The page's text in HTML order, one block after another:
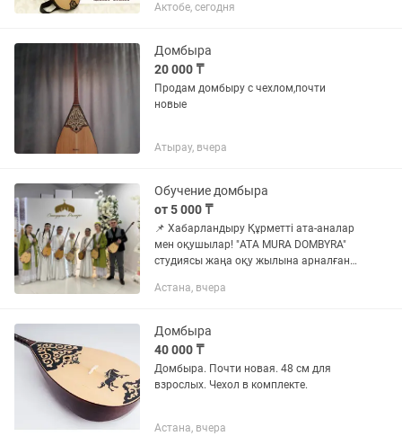
сылдырмақ аспаптарын қостыра
той...
Актобе, сегодня
Домбыра
20 000 ₸
Продам домбыру с чехлом,почти
новые
Атырау, вчера
Обучение домбыра
от 5 000 ₸
📌 Хабарландыру Құрметті ата-аналар
мен оқушылар! "ATA MURA DOMBYRA"
студиясы жаңа оқу жылына арналған
сабақтарына қабылдау жүргізіп
жастағы...
Астана, вчера
Домбыра
40 000 ₸
Домбыра. Почти новая. 48 см для
взрослых. Чехол в комплекте.
Астана, вчера